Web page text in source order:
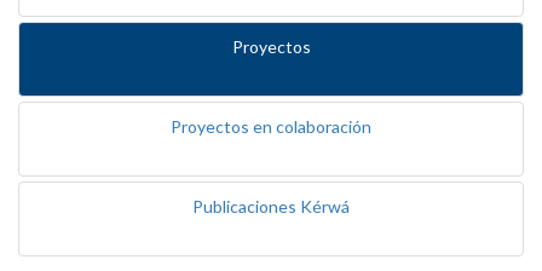
Proyectos
Proyectos en colaboración
Publicaciones Kérwá